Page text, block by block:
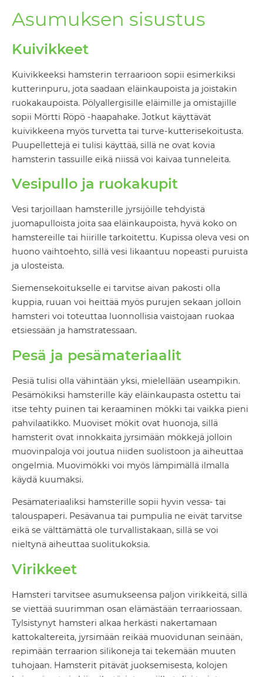
Asumuksen sisustus
Kuivikkeet
Kuivikkeeksi hamsterin terraarioon sopii esimerkiksi
kutterinpuru, jota saadaan eläinkaupoista ja joistakin
ruokakaupoista. Pölyallergisille eläimille ja omistajille
sopii Mörtti Röpö -haapahake. Jotkut käyttävät
kuivikkeena myös turvetta tai turve-kutterisekoitusta.
Puupellettejä ei tulisi käyttää, sillä ne ovat kovia
hamsterin tassuille eikä niissä voi kaivaa tunneleita.
Vesipullo ja ruokakupit
Vesi tarjoillaan hamsterille jyrsijöille tehdyistä
juomapulloista joita saa eläinkaupoista, hyvä koko on
hamstereille tai hiirille tarkoitettu. Kupissa oleva vesi on
huono vaihtoehto, sillä vesi likaantuu nopeasti puruista
ja ulosteista.
Siemensekoitukselle ei tarvitse aivan pakosti olla
kuppia, ruuan voi heittää myös purujen sekaan jolloin
hamsteri voi toteuttaa luonnollisia vaistojaan ruokaa
etsiessään ja hamstratessaan.
Pesä ja pesämateriaalit
Pesiä tulisi olla vähintään yksi, mielellään useampikin.
Pesämökiksi hamsterille käy eläinkaupasta ostettu tai
itse tehty puinen tai keraaminen mökki tai vaikka pieni
pahvilaatikko. Muoviset mökit ovat huonoja, sillä
hamsterit ovat innokkaita jyrsimään mökkejä jolloin
muovinpaloja voi joutua niiden suolistoon ja aiheuttaa
ongelmia. Muovimökki voi myös lämpimällä ilmalla
käydä kuumaksi.
Pesämateriaaliksi hamsterille sopii hyvin vessa- tai
talouspaperi. Pesävanua tai pumpulia ne eivät tarvitse
eikä se välttämättä ole turvallistakaan, sillä se voi
nieltynä aiheuttaa suolitukoksia.
Virikkeet
Hamsteri tarvitsee asumukseensa paljon virikkeitä, sillä
se viettää suurimman osan elämästään terraariossaan.
Tylsistynyt hamsteri alkaa herkästi nakertamaan
kattokaltereita, jyrsimään reikää muovidunan seinään,
repimään terraarion silikoneja tai tekemään muuten
tuhojaan. Hamsterit pitävät juoksemisesta, kolojen